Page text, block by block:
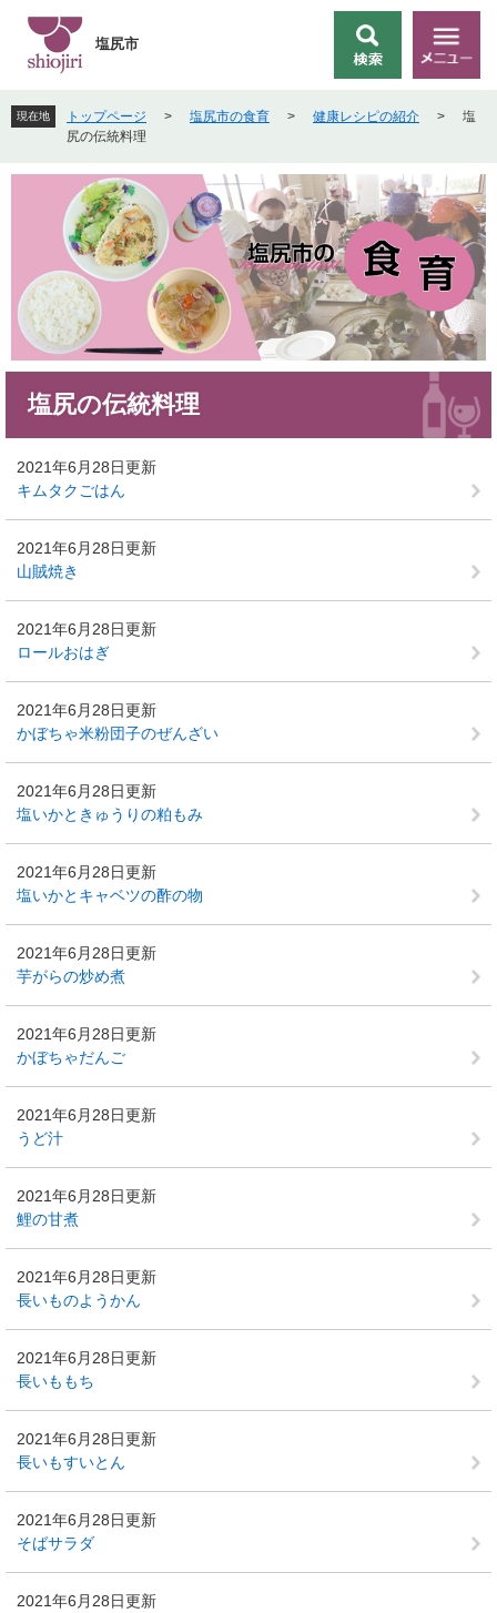
先
頭
す
を
飛
し
索
メ
ニ
ー
塩尻市
現在地 トップページ > 塩尻市の食育 > 健康レシピの紹介 >
塩
尻の伝統料理
塩尻の伝統料理
2021年6月28日更新
キムタクごはん
2021年6月28日更新
山賊焼き
2021年6月28日更新
ロールおはぎ
2021年6月28日更新
かぼちゃ米粉団子のぜんざい
2021年6月28日更新
塩いかときゅうりの粕もみ
2021年6月28日更新
塩いかとキャベツの酢の物
2021年6月28日更新
芋がらの炒め煮
2021年6月28日更新
かぼちゃだんご
2021年6月28日更新
うど汁
2021年6月28日更新
鯉の甘煮
2021年6月28日更新
長いものようかん
2021年6月28日更新
長いももち
2021年6月28日更新
長いもすいとん
2021年6月28日更新
そばサラダ
2021年6月28日更新